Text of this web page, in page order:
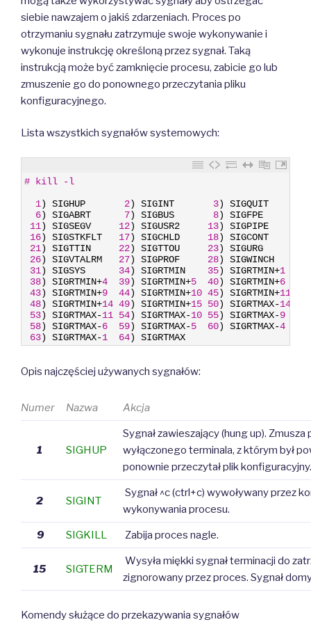
siebie nawzajem o jakiś zdarzeniach. Proces po
otrzymaniu sygnału zatrzymuje swoje wykonywanie i
wykonuje instrukcję określoną przez sygnał. Taką
instrukcją może być zamknięcie procesu, zabicie go lub
zmuszenie go do ponownego przeczytania pliku
konfiguracyjnego.
Lista wszystkich sygnałów systemowych:
# kill -l
1) SIGHUP 2) SIGINT 3) SIGQUIT
6) SIGABRT 7) SIGBUS 8) SIGFPE
11) SIGSEGV 12) SIGUSR2 13) SIGPIPE
16) SIGSTKFLT 17) SIGCHLD 18) SIGCONT
21) SIGTTIN 22) SIGTTOU 23) SIGURG
26) SIGVTALRM 27) SIGPROF 28) SIGWINCH
31) SIGSYS 34) SIGRTMIN 35) SIGRTMIN+1
38) SIGRTMIN+4 39) SIGRTMIN+5 40) SIGRTMIN+6
43) SIGRTMIN+9 44) SIGRTMIN+10 45) SIGRTMIN+11
48) SIGRTMIN+14 49) SIGRTMIN+15 50) SIGRTMAX-14
53) SIGRTMAX-11 54) SIGRTMAX-10 55) SIGRTMAX-9
58) SIGRTMAX-6 59) SIGRTMAX-5 60) SIGRTMAX-4
63) SIGRTMAX-1 64) SIGRTMAX
Opis najczęściej używanych sygnałów:
Numer Nazwa Akcja
1 SIGHUP
Sygnał zawieszający (hung up).
wyłączonego terminala, z którym był
ponownie przeczytał plik konfiguracyjny.
2 SIGINT
Sygnał ^c (ctrl+c) wywoływany przez
wykonywania procesu.
9 SIGKILL Zabija proces nagle.
15 SIGTERM
Wysyła miękki sygnał terminacji do
zignorowany przez proces. Sygnał
Komendy służące do przekazywania sygnałów